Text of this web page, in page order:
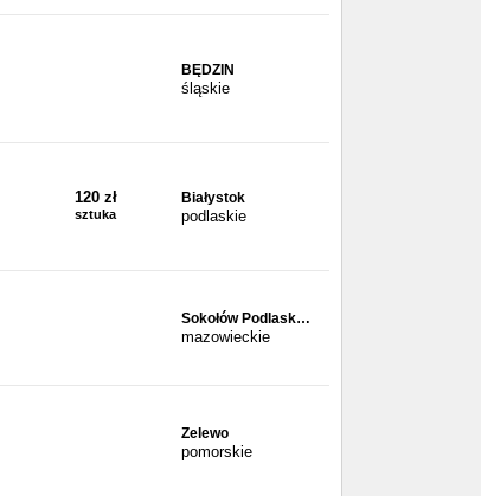
BĘDZIN
śląskie
120 zł
sztuka
Białystok
podlaskie
Sokołów Podlask…
mazowieckie
Zelewo
pomorskie